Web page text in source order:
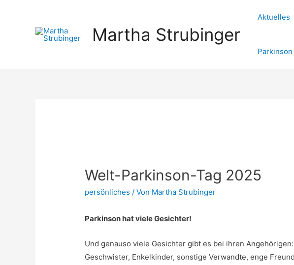
Martha Strubinger
Aktuelles
Parkinson
Welt-Parkinson-Tag 2025
persönliches / Von Martha Strubinger
Parkinson hat viele Gesichter!
Und genauso viele Gesichter gibt es bei ihren
Geschwister, Enkelkinder, sonstige Verwandte, enge